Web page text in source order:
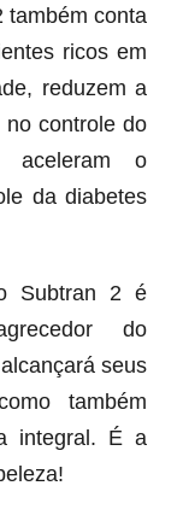
também conta
ricos em
reduzem a
no controle do
aceleram o
da diabetes
Subtran 2 é
do
seus
também
integral. É a